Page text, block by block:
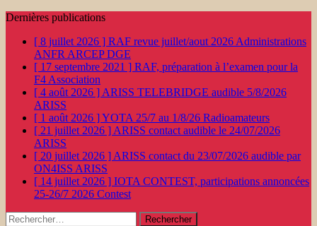
Dernières publications
[ 8 juillet 2026 ] RAF revue juillet/aout 2026 Administrations
ANFR ARCEP DGE
[ 17 septembre 2021 ] RAF, préparation à l’examen pour la
F4 Association
[ 4 août 2026 ] ARISS TELEBRIDGE audible 5/8/2026
ARISS
[ 1 août 2026 ]YOTA 25/7 au 1/8/26 Radioamateurs
[ 21 juillet 2026 ] ARISS contact audible le 24/07/2026
ARISS
[ 20 juillet 2026 ] ARISS contact du 23/07/2026 audible par
ON4ISS ARISS
[ 14 juillet 2026 ] IOTA CONTEST, participations annoncées
25-26/7 2026 Contest
Rechercher :